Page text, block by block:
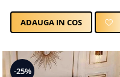
ADAUGA IN COS
-25%